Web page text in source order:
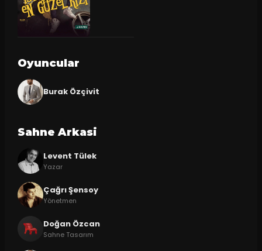
Oyuncular
Burak Özçivit
Sahne Arkasi
Levent Tülek
Yazar
Çağrı Şensoy
Yönetmen
Doğan Özcan
Sahne Tasarım